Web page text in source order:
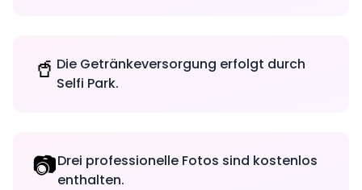
🥤 Die Getränkeversorgung erfolgt durch
Selfi Park.
📷Drei professionelle Fotos sind kostenlos
enthalten.